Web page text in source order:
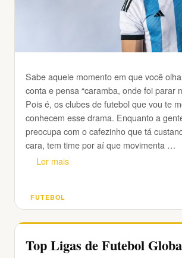
Sabe aquele momento em que você
conta e pensa “caramba, onde foi parar
Pois é, os clubes de futebol que vou te
conhecem esse drama. Enquanto a
preocupa com o cafezinho que tá
cara, tem time por aí que movimenta …
Ler mais
Categorias
FUTEBOL
Top Ligas de Futebol